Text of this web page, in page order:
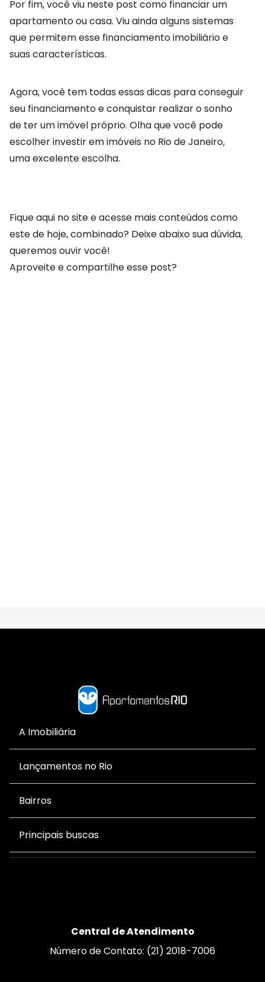
Por fim, você viu neste post como financiar um
apartamento ou casa. Viu ainda alguns sistemas
que permitem esse financiamento imobiliário e
suas características.
Agora, você tem todas essas dicas para conseguir
seu financiamento e conquistar realizar o sonho
de ter um imóvel próprio. Olha que você pode
escolher investir em imóveis no Rio de Janeiro,
uma excelente escolha.
Fique aqui no site e acesse mais conteúdos como
este de hoje, combinado? Deixe abaixo sua dúvida,
queremos ouvir você!
Aproveite e compartilhe esse post?
A Imobiliária
Lançamentos no Rio
Bairros
Principais buscas
Central de Atendimento
Número de Contato: (21) 2018-7006